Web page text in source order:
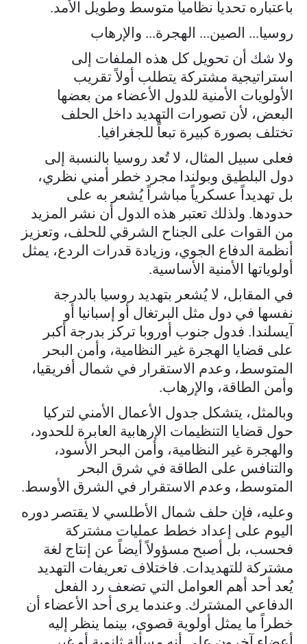
باعتباره تحدياً نظامياً متوسط وطويل الأمد.
روسيا... الصين... الهجرة... والإرهاب
ولا شك أن تحويل كل هذه الملفات إلى
استراتيجية مشتركة يتطلب أولاً تقريب
الأولويات الأمنية للدول الأعضاء من بعضها
البعض، لأن تصورات التهديد داخل الحلف
تختلف بصورة كبيرة تبعاً للجغرافيا.
فعلى سبيل المثال، لا تُعد روسيا بالنسبة إلى
دول البلطيق وبولندا مجرد خطر أمني نظري،
بل تهديداً عسكرياً مباشراً يُشعر به على
حدودها. ولذلك تعتبر هذه الدول أن نشر المزيد
من القوات على الجناح الشرقي للحلف، وتعزيز
أنظمة الدفاع الجوي، وزيادة قدرات الردع، يمثل
أولوياتها الأمنية الأساسية.
في المقابل، لا يُشعر بتهديد روسيا بالدرجة
نفسها في دول مثل البرتغال أو إسبانيا أو
آيسلندا. فدول جنوب أوروبا تركز بدرجة أكبر
على قضايا الهجرة غير النظامية، وأمن البحر
المتوسط، وعدم الاستقرار في شمال أفريقيا،
وأمن الطاقة، والإرهاب.
وبالمثل، يتشكل جدول الأعمال الأمني لتركيا
حول قضايا التنظيمات الإرهابية العابرة للحدود،
والهجرة غير النظامية، وأمن البحر الأسود،
والتنافس على الطاقة في شرق البحر
المتوسط، وعدم الاستقرار في الشرق الأوسط.
وعليه، فإن حلف شمال الأطلسي لا يقتصر دوره
اليوم على إعداد خطط عمليات مشتركة
فحسب، بل أصبح مسؤولاً أيضاً عن إنتاج لغة
مشتركة للتهديدات. فاختلاف تعريفات التهديد
يُعد أحد أهم العوامل التي تضعف رد الفعل
الدفاعي المشترك. وعندما يرى أحد الأعضاء أن
خطراً ما يمثل أولوية قصوى، بينما ينظر إليه